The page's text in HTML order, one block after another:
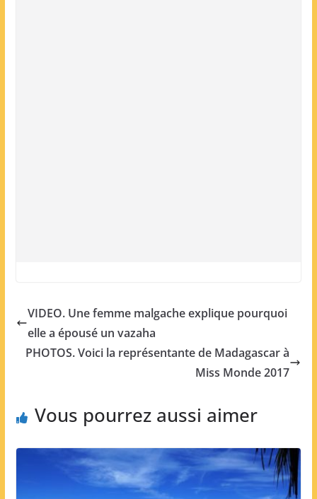
VIDEO. Une femme malgache explique pourquoi
elle a épousé un vazaha
PHOTOS. Voici la représentante de Madagascar à
Miss Monde 2017
Vous pourrez aussi aimer